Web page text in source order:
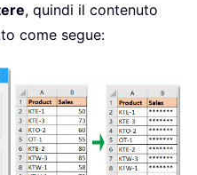
, quindi il contenuto
come segue: